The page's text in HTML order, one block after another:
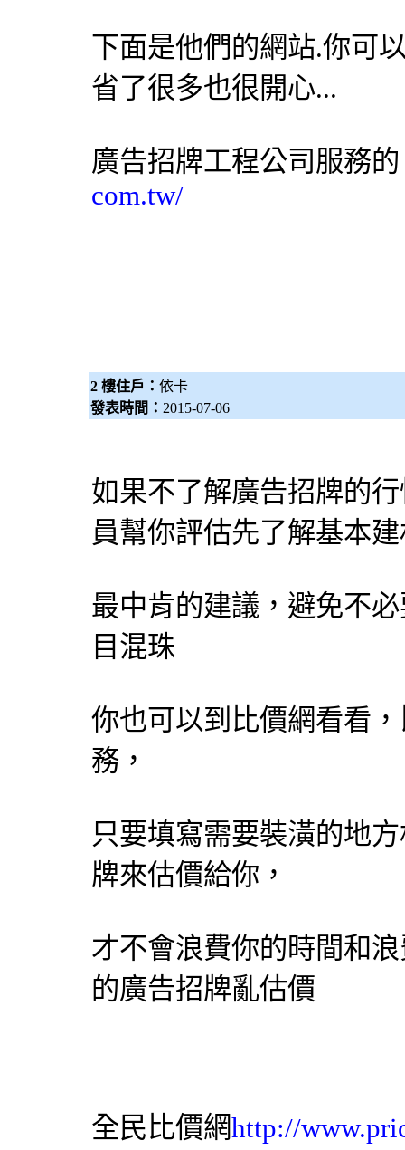
下面是他們的網站.你可
省了很多也很開心...
廣告招牌工程公司服務
com.tw/
2 樓住戶： 依卡
發表時間： 2015-07-06
如果不了解廣告招牌的
員幫你評估先了解基本
最中肯的建議，避免不
目混珠
你也可以到比價網看看
務，
只要填寫需要裝潢的地
牌來估價給你，
才不會浪費你的時間和
的廣告招牌亂估價
全民比價網http://